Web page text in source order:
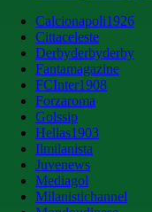
Calcionapoli1926
Cittaceleste
Derbyderbyderby
Fantamagazine
FCInter1908
Forzaroma
Golssip
Hellas1903
Ilmilanista
Juvenews
Mediagol
Milanistichannel